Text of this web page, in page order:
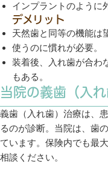
インプラントのように
デメリット
天然歯と同等の機能は
使うのに慣れが必要。
装着後、入れ歯が合わ
もある。
当院の義歯（入
義歯（入れ歯）治療は、
るのが診断。当院は、歯
ています。保険内でも最
相談ください。